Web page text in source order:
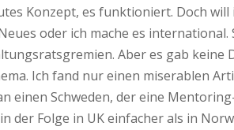
Konzept, es funktioniert. Doch
oder ich mache es
Aber es gab
Ich fand nur einen miserablen
einen Schweden, der eine
der Folge in UK einfacher als in